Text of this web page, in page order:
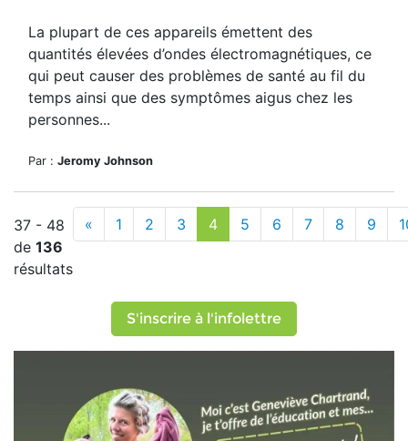
La plupart de ces appareils émettent des
quantités élevées d’ondes électromagnétiques, ce
qui peut causer des problèmes de santé au fil du
temps ainsi que des symptômes aigus chez les
personnes...
Par : Jeromy Johnson
37 - 48
de 136
résultats
« 1 2 3 4 5 6 7 8 9
S'inscrire à l'infolettre